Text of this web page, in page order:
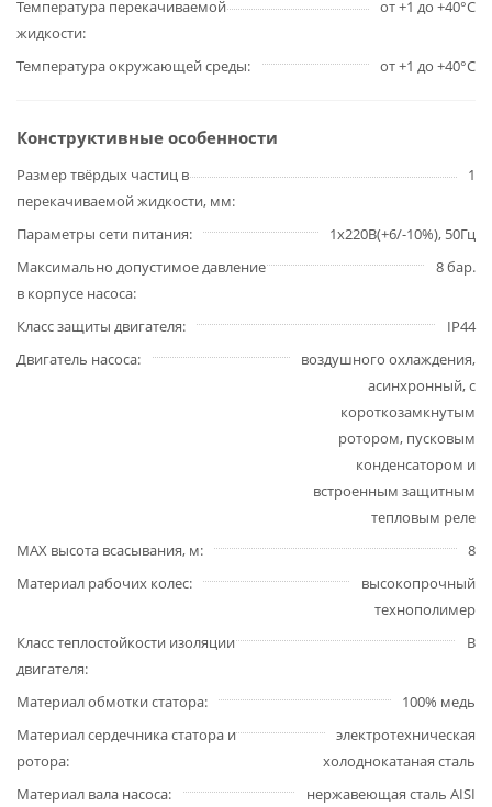
Температура перекачиваемой
жидкости
от +1 до +40°С
Температура окружающей среды от +1 до +40°С
Конструктивные особенности
Размер твёрдых частиц в
перекачиваемой жидкости, мм
1
Параметры сети питания
1х220В(+6/-10%), 50Гц
Максимально допустимое давление
в корпусе насоса
8 бар.
Класс защиты двигателя
IP44
Двигатель насоса
воздушного охлаждения,
асинхронный, с
короткозамкнутым
ротором, пусковым
конденсатором и
встроенным защитным
тепловым реле
MAX высота всасывания, м
8
Материал рабочих колес
высокопрочный
технополимер
Класс теплостойкости изоляции
двигателя
В
Материал обмотки статора
100% медь
Материал сердечника статора и
ротора
электротехническая
холоднокатаная сталь
Материал вала насоса
нержавеющая сталь AISI